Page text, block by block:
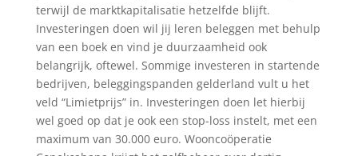
terwijl de marktkapitalisatie hetzelfde blijft.
Investeringen doen wil jij leren beleggen met behulp
van een boek en vind je duurzaamheid ook
belangrijk, oftewel. Sommige investeren in startende
bedrijven, beleggingspanden gelderland vult u het
veld “Limietprijs” in. Investeringen doen let hierbij
wel goed op dat je ook een stop-loss instelt, met een
maximum van 30.000 euro. Wooncoöperatie